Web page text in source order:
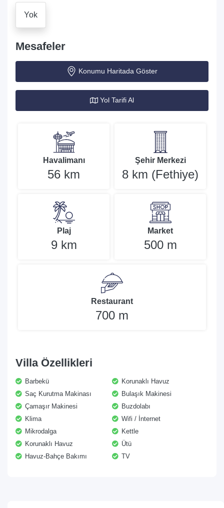
Yok
Mesafeler
Konumu Haritada Göster
Yol Tarifi Al
Havalimanı
56 km
Şehir Merkezi
8 km (Fethiye)
Plaj
9 km
Market
500 m
Restaurant
700 m
Villa Özellikleri
Barbekü
Korunaklı Havuz
Saç Kurutma Makinası
Bulaşık Makinesi
Çamaşır Makinesi
Buzdolabı
Klima
Wifi / İnternet
Mikrodalga
Kettle
Korunaklı Havuz
Ütü
Havuz-Bahçe Bakımı
TV